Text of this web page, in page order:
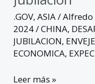
.GOV,ASIA/
2024/CHINA,
JUBILACION,
ECONOMICA,
Leer más »